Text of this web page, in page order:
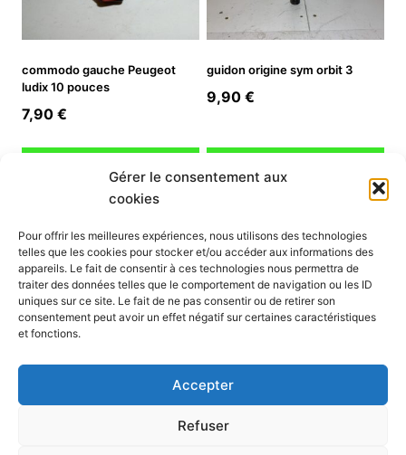
Gérer le consentement aux
cookies
Pour offrir les meilleures expériences, nous utilisons des technologies
telles que les cookies pour stocker et/ou accéder aux informations des
appareils. Le fait de consentir à ces technologies nous permettra de
traiter des données telles que le comportement de navigation ou les ID
uniques sur ce site. Le fait de ne pas consentir ou de retirer son
consentement peut avoir un effet négatif sur certaines caractéristiques
et fonctions.
Accepter
Refuser
commodo gauche Peugeot
ludix 10 pouces
7,90 €
guidon origine sym orbit 3
9,90 €
INFORMATION
Mon compte
Nous contacter
Mode paiement
Nos services
Politique de confidentialité
Politique de cookies (UE)